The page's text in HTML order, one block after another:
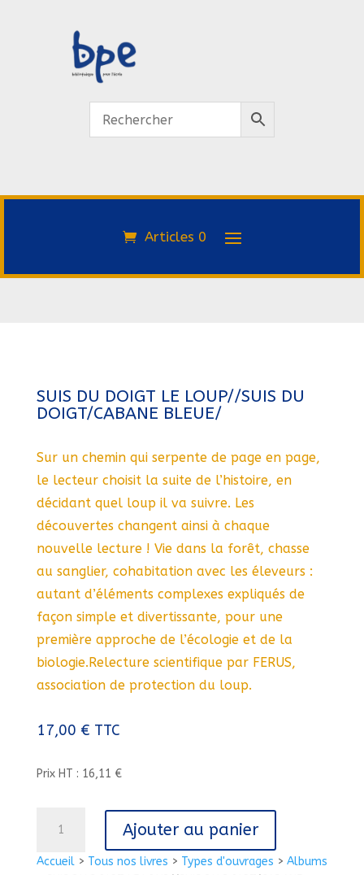
Articles 0
Accueil> Tous nos livres > Types d'ouvrages > Albums
SUIS DU DOIGT LE LOUP//SUIS DU
DOIGT/CABANE BLEUE/
Sur un chemin qui serpente de page en page,
le lecteur choisit la suite de l’histoire, en
décidant quel loup il va suivre. Les
découvertes changent ainsi à chaque
nouvelle lecture ! Vie dans la forêt, chasse
au sanglier, cohabitation avec les éleveurs :
autant d’éléments complexes expliqués de
façon simple et divertissante, pour une
première approche de l’écologie et de la
biologie.Relecture scientifique par FERUS,
association de protection du loup.
17,00 € TTC
Prix HT : 16,11 €
SUIS
DU
Ajouter au panier